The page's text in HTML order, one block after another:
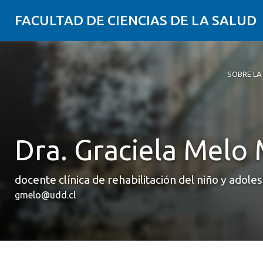
FACULTAD DE CIENCIAS DE LA SALUD
SOBRE
con los
ámbito
en su
Clínica
Dra. Graciela Melo
docente clínica de rehabilitación del niño y
gmelo@udd.cl